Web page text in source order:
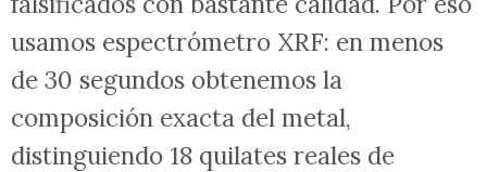
usamos espectrómetro XRF: en menos
de 30 segundos obtenemos la
composición exacta del metal,
distinguiendo 18 quilates reales de